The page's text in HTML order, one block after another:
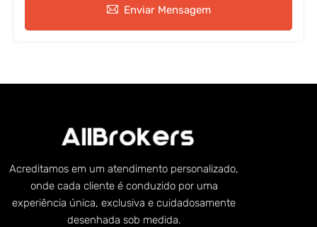
Enviar Mensagem
Acreditamos em um atendimento personalizado,
onde cada cliente é conduzido por uma
experiência única, exclusiva e cuidadosamente
desenhada sob medida.